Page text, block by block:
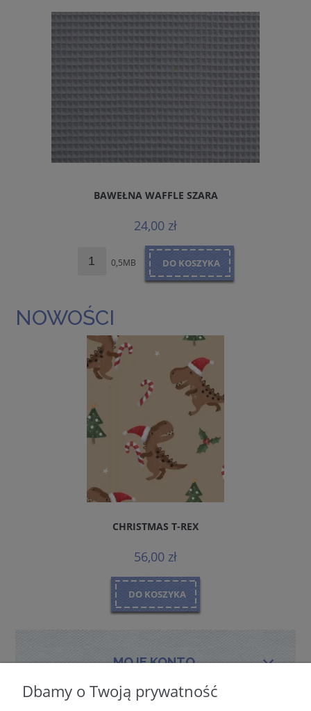
BAWEŁNA WAFFLE SZARA
24,00 zł
0,5MB DO KOSZYKA
NOWOŚCI
CHRISTMAS T-REX
56,00 zł
DO KOSZYKA
MOJE KONTO
Dbamy o Twoją prywatność